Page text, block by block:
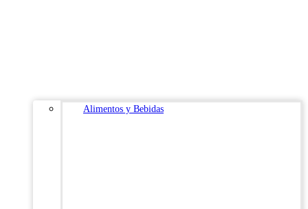
Alimentos y Bebidas